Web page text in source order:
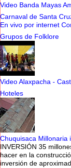
Video Banda Mayas
Carnaval de Santa
En vivo por internet
Grupos de Folklore
Video Alaxpacha -
Hoteles
Chuquisaca Millonaria
INVERSIÓN 35
hacer en la
inversión de